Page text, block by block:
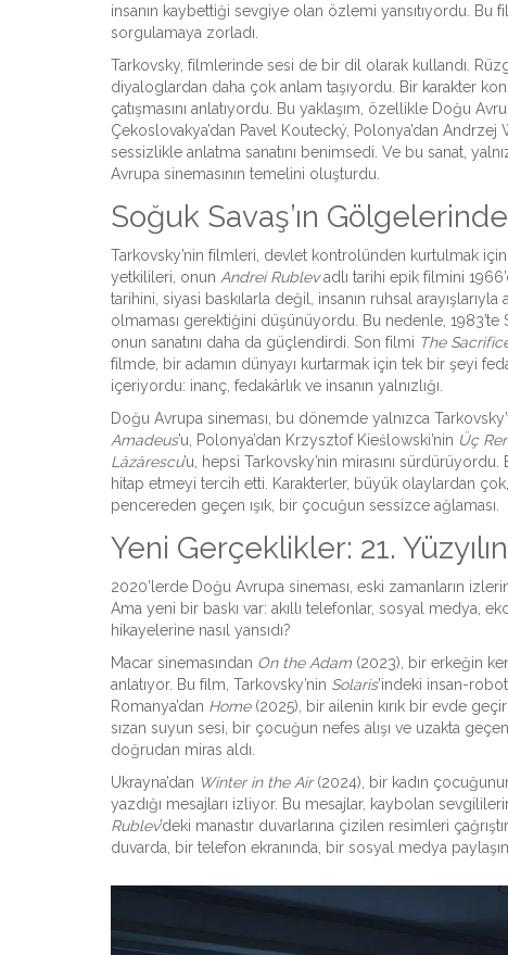
insanın kaybettiği sevgiye olan özlemi yansıtıyordu. Bu
sorgulamaya zorladı.
Tarkovsky, filmlerinde sesi de bir dil olarak kullandı.
diyaloglardan daha çok anlam taşıyordu. Bir karakter
çatışmasını anlatıyordu. Bu yaklaşım, özellikle Doğu
Çekoslovakya’dan Pavel Koutecký, Polonya’dan Andrzej
sessizlikle anlatma sanatını benimsedi. Ve bu sanat,
Avrupa sinemasının temelini oluşturdu.
Soğuk Savaş’ın
Tarkovsky’nin filmleri, devlet kontrolünden kurtulmak
yetkilileri, onun Andrei Rublevadlı tarihi epik filmini
tarihini, siyasi baskılarla değil, insanın ruhsal
olmaması gerektiğini düşünüyordu. Bu nedenle, 1983’te
onun sanatını daha da güçlendirdi. Son filmi The
filmde, bir adamın dünyayı kurtarmak için tek bir şeyi
içeriyordu: inanç, fedakârlık ve insanın yalnızlığı.
Doğu Avrupa sineması, bu dönemde yalnızca
Amadeus’u, Polonya’dan Krzysztof Kieślowski’nin Üç
Lăzărescu’u, hepsi Tarkovsky’nin mirasını
hitap etmeyi tercih etti. Karakterler, büyük olaylardan
pencereden geçen ışık, bir çocuğun sessizce ağlaması.
Yeni Gerçeklikler: 21.
2020’lerde Doğu Avrupa sineması, eski zamanların
Ama yeni bir baskı var: akıllı telefonlar, sosyal medya,
hikayelerine nasıl yansıdı?
Macar sinemasından On the Adam (2023), bir erkeğin
anlatıyor. Bu film, Tarkovsky’nin Solaris’indeki insan-
Romanya’dan Home(2025), bir ailenin kırık bir evde
sızan suyun sesi, bir çocuğun nefes alışı ve uzakta
doğrudan miras aldı.
Ukrayna’dan Winter in the Air(2024), bir kadın
yazdığı mesajları izliyor. Bu mesajlar, kaybolan
Rublev’deki manastır duvarlarına çizilen resimleri
duvarda, bir telefon ekranında, bir sosyal medya